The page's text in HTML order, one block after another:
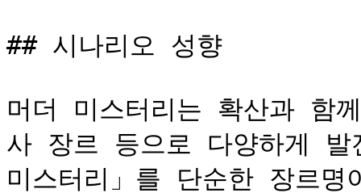
## 시나리오 성향
머더 미스터리는 확산과 함
사 장르 등으로 다양하게
미스터리」를 단순한 장르